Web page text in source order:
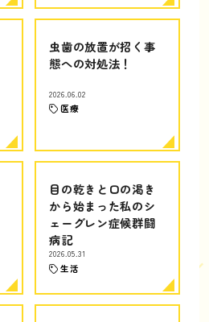
虫歯の放置が招く事
態への対処法！
2026.06.02
医療
目の乾きと口の渇き
から始まった私のシ
ェーグレン症候群闘
病記
2026.05.31
生活